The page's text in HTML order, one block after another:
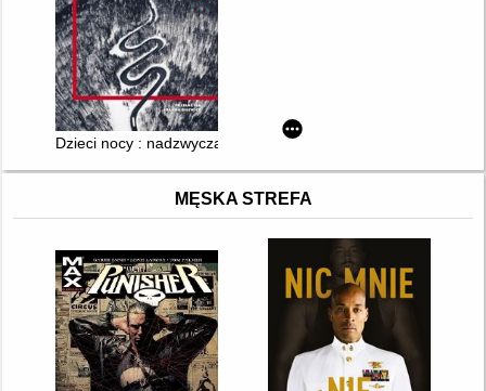
Dzieci nocy : nadzwyczajna historia współczesnej Rumunii
MĘSKA STREFA